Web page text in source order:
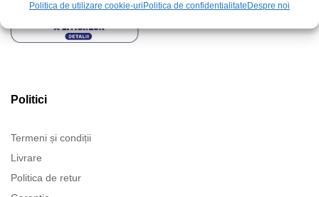
Politica de utilizare cookie-uri Politica de confidentialitate Despre noi
Politici
Termeni și condiții
Livrare
Politica de retur